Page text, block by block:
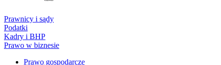
Prawnicy i sądy
Podatki
Kadry i BHP
Prawo w biznesie
Prawo gospodarcze